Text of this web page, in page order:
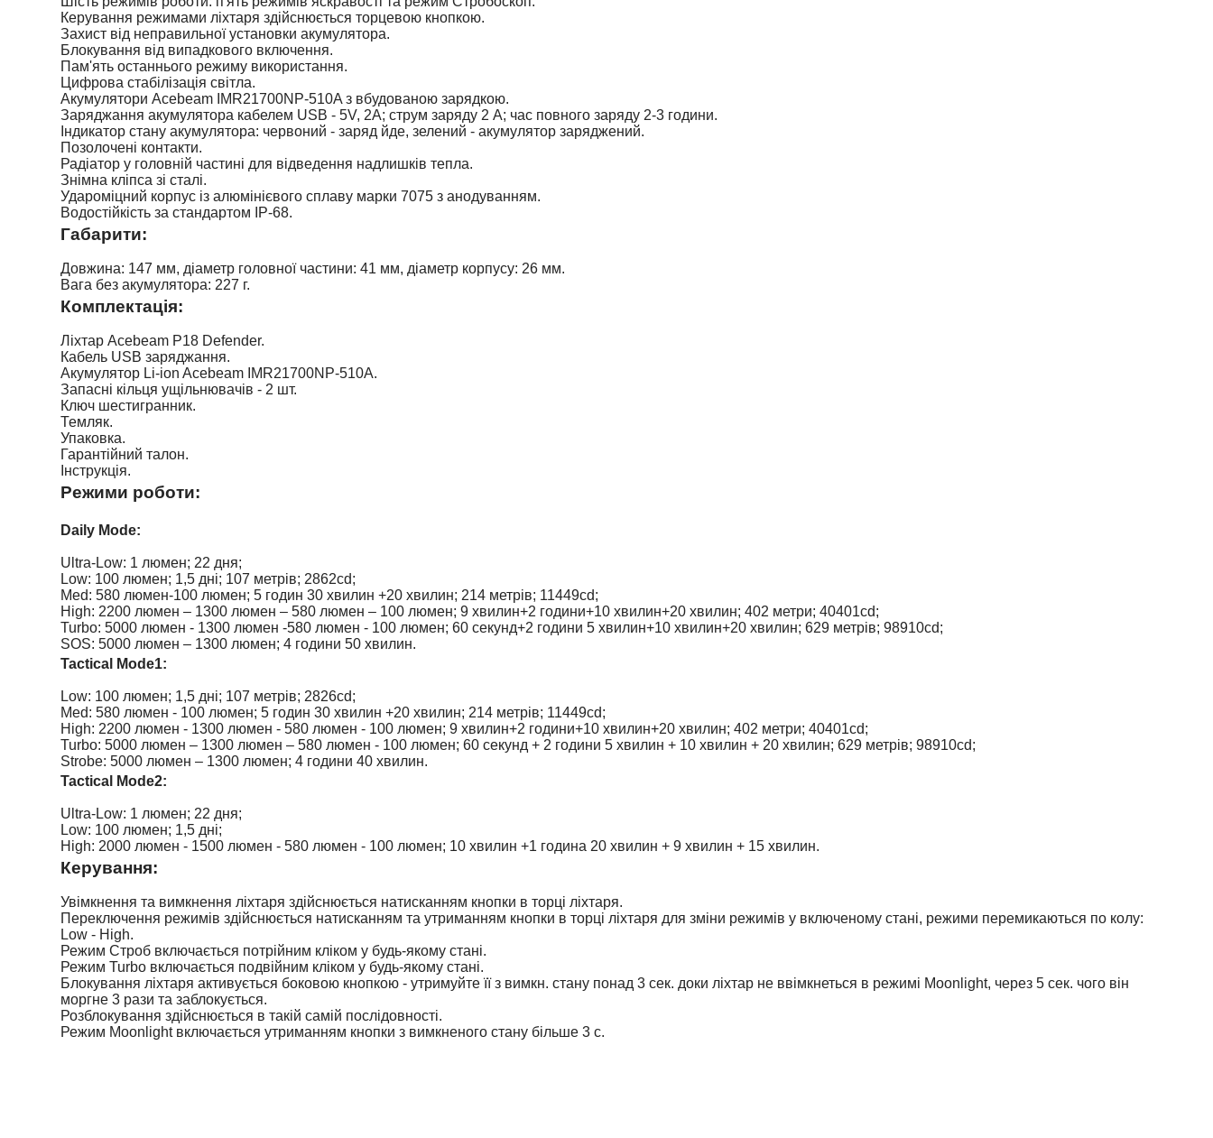
Керування режимами ліхтаря здійснюється торцевою кнопкою.
Захист від неправильної установки акумулятора.
Блокування від випадкового включення.
Пам'ять останнього режиму використання.
Цифрова стабілізація світла.
Акумулятори Acebeam IMR21700NP-510A з вбудованою зарядкою.
Заряджання акумулятора кабелем USB - 5V, 2A; струм заряду 2 А; час повного заряду 2-3 години.
Індикатор стану акумулятора: червоний - заряд йде, зелений - акумулятор заряджений.
Позолочені контакти.
Радіатор у головній частині для відведення надлишків тепла.
Знімна кліпса зі сталі.
Удароміцний корпус із алюмінієвого сплаву марки 7075 з анодуванням.
Водостійкість за стандартом IP-68.
Габарити:
Довжина: 147 мм, діаметр головної частини: 41 мм, діаметр корпусу: 26 мм.
Вага без акумулятора: 227 г.
Комплектація:
Ліхтар Acebeam P18 Defender.
Кабель USB заряджання.
Акумулятор Li-ion Acebeam IMR21700NP-510A.
Запасні кільця ущільнювачів - 2 шт.
Ключ шестигранник.
Темляк.
Упаковка.
Гарантійний талон.
Інструкція.
Режими роботи:
Daily Mode:
Ultra-Low: 1 люмен; 22 дня;
Low: 100 люмен; 1,5 дні; 107 метрів; 2862cd;
Med: 580 люмен-100 люмен; 5 годин 30 хвилин +20 хвилин; 214 метрів; 11449cd;
High: 2200 люмен – 1300 люмен – 580 люмен – 100 люмен; 9 хвилин+2 години+10 хвилин+20 хвилин; 402 метри; 40401cd;
Turbo: 5000 люмен - 1300 люмен -580 люмен - 100 люмен; 60 секунд+2 години 5 хвилин+10 хвилин+20 хвилин; 629 метрів; 98910cd;
SOS: 5000 люмен – 1300 люмен; 4 години 50 хвилин.
Tactical Mode1:
Low: 100 люмен; 1,5 дні; 107 метрів; 2826cd;
Med: 580 люмен - 100 люмен; 5 годин 30 хвилин +20 хвилин; 214 метрів; 11449cd;
High: 2200 люмен - 1300 люмен - 580 люмен - 100 люмен; 9 хвилин+2 години+10 хвилин+20 хвилин; 402 метри; 40401cd;
Turbo: 5000 люмен – 1300 люмен – 580 люмен - 100 люмен; 60 секунд + 2 години 5 хвилин + 10 хвилин + 20 хвилин; 629 метрів; 98910cd;
Strobe: 5000 люмен – 1300 люмен; 4 години 40 хвилин.
Tactical Mode2:
Ultra-Low: 1 люмен; 22 дня;
Low: 100 люмен; 1,5 дні;
High: 2000 люмен - 1500 люмен - 580 люмен - 100 люмен; 10 хвилин +1 година 20 хвилин + 9 хвилин + 15 хвилин.
Керування:
Увімкнення та вимкнення ліхтаря здійснюється натисканням кнопки в торці ліхтаря.
Переключення режимів здійснюється натисканням та утриманням кнопки в торці ліхтаря для зміни режимів у включеному стані, режими перемикаються по колу:
Low - High.
Режим Строб включається потрійним кліком у будь-якому стані.
Режим Turbo включається подвійним кліком у будь-якому стані.
Блокування ліхтаря активується боковою кнопкою - утримуйте її з вимкн. стану понад 3 сек. доки ліхтар не ввімкнеться в режимі Moonlight, через 5 сек. чого він
моргне 3 рази та заблокується.
Розблокування здійснюється в такій самій послідовності.
Режим Moonlight включається утриманням кнопки з вимкненого стану більше 3 с.